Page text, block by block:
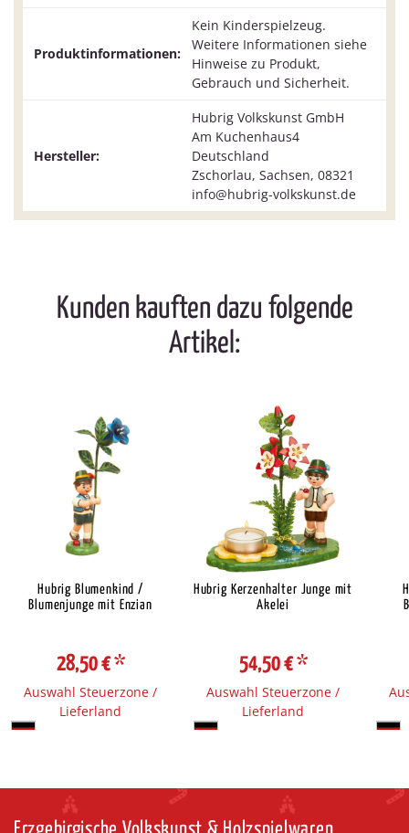
Produktinformationen:
Kein Kinderspielzeug.
Weitere Informationen siehe
Hinweise zu Produkt,
Gebrauch und Sicherheit.
Hersteller:
Hubrig Volkskunst GmbH
Am Kuchenhaus4
Deutschland
Zschorlau, Sachsen, 08321
info@hubrig-volkskunst.de
Kunden kauften dazu folgende
Artikel:
Hubrig Blumenkind /
Blumenjunge mit Enzian
28,50 €*
Auswahl Steuerzone /
Lieferland
Hubrig Kerzenhalter Junge mit
Akelei
54,50 €*
Auswahl Steuerzone /
Lieferland